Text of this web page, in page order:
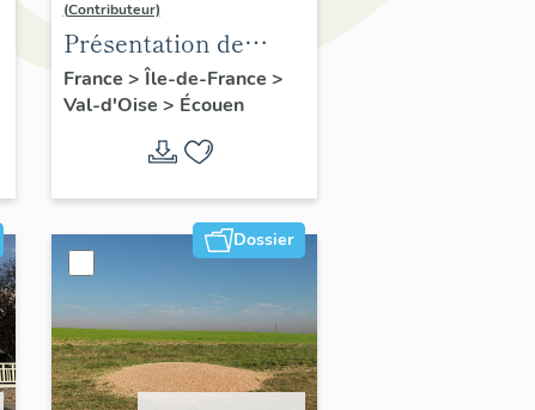
(Contributeur)
Présentation de
l'étude d'Ecouen
France > Île-de-France >
Val-d'Oise > Écouen
Dossier